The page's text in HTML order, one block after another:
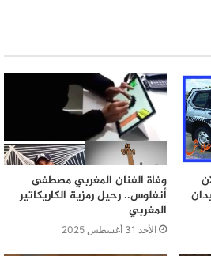
وفاة الفنان المغربي مصطفى
أنفلوس.. رحيل رمزية الكاريكاتير
المغربي
الأحد 31 أغسطس 2025